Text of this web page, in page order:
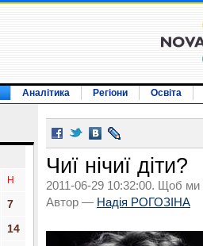
Аналітика Регіони Освіта
Н
7
14
Чиї нічиї діти?
2011-06-29 10:32:00. Щоб ми
Автор — Надія РОГОЗІНА